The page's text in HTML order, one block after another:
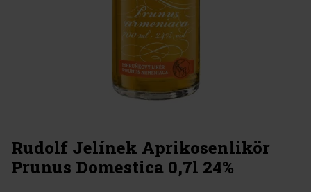
Rudolf Jelínek Aprikosenlikör
Prunus Domestica 0,7l 24%